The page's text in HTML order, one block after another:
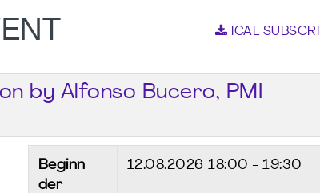
ICAL
by Alfonso Bucero, PMI
Beginn
der
12.08.202618:00 - 19:30